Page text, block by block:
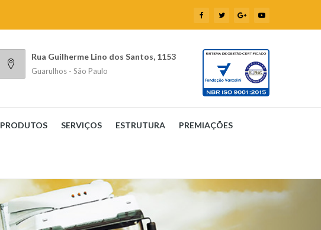
Rua Guilherme Lino dos Santos, 1153
Guarulhos - São Paulo
PRODUTOS SERVIÇOS ESTRUTURA PREMIAÇÕES